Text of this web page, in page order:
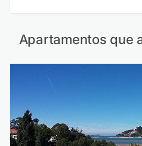
Apartamentos que